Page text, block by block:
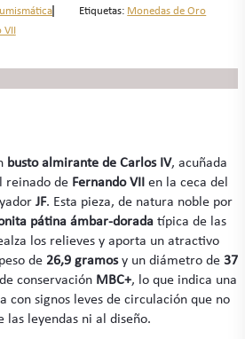
Etiquetas: Monedas de Oro
VII
busto almirante de Carlos IV, acuñada
reinado de Fernando VII
en la ceca del
JF. Esta pieza, de natura noble por
pátina ámbar-dorada típica de las
los relieves y aporta un atractivo
de 26,9 gramosy un diámetro de 37
conservación MBC+, lo que indica una
con signos leves de circulación que no
leyendas ni al diseño.